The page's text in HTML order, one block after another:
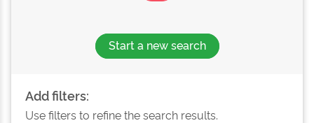
Start a new search
Add filters:
Use filters to refine the search results.